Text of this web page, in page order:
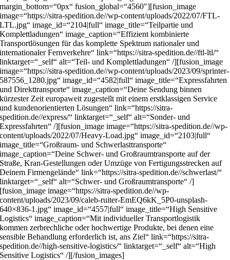
margin_bottom=“0px“ fusion_global=“4560″][fusion_image
image=“https://sitra-spedition.de//wp-content/uploads/2022/07/FTL-
LTL.jpg“ image_id=“2104|full“ image_title=“Teilpartie und
Komplettladungen“ image_caption=“Effizient kombinierte
Transportlösungen für das komplette Spektrum nationaler und
internationaler Fernverkehre“ link=“https://sitra-spedition.de//ftl-ltl/“
linktarget=“_self“ alt=“Teil- und Komplettladungen“ /][fusion_image
image=“https://sitra-spedition.de//wp-content/uploads/2023/09/sprinter-
587556_1280.jpg“ image_id=“4582|full“ image_title=“Expressfahrten
und Direkttransporte“ image_caption=“Deine Sendung binnen
kürzester Zeit europaweit zugestellt mit einem erstklassigen Service
und kundenorientierten Lösungen“ link=“https://sitra-
spedition.de//express/“ linktarget=“_self“ alt=“Sonder- und
Expressfahrten“ /][fusion_image image=“https://sitra-spedition.de//wp-
content/uploads/2022/07/Heavy-Load.jpg“ image_id=“2103|full“
image_title=“Großraum- und Schwerlasttransporte“
image_caption=“Deine Schwer- und Großraumtransporte auf der
Straße, Kran-Gestellungen oder Umzüge von Fertigungsstrecken auf
Deinem Firmengelände“ link=“https://sitra-spedition.de//schwerlast/“
linktarget=“_self“ alt=“Schwer- und Großraumtransporte“ /]
[fusion_image image=“https://sitra-spedition.de//wp-
content/uploads/2023/09/caleb-ruiter-EmEQ6kK_5P0-unsplash-
640×836-1.jpg“ image_id=“4557|full“ image_title=“High Sensitive
Logistics“ image_caption=“Mit individueller Transportlogistik
kommen zerbrechliche oder hochwertige Produkte, bei denen eine
sensible Behandlung erforderlich ist, ans Ziel“ link=“https://sitra-
spedition.de//high-sensitive-logistics/“ linktarget=“_self“ alt=“High
Sensitive Logistics“ /][/fusion_images]